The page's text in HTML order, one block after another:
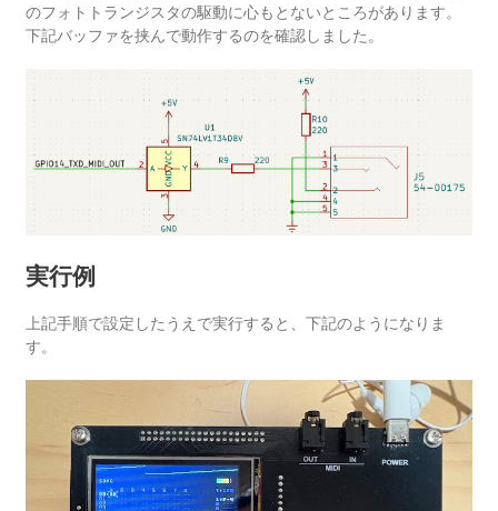
のフォトトランジスタの駆動に心もとないところがあります。
下記バッファを挟んで動作するのを確認しました。
実行例
上記手順で設定したうえで実行すると、下記のようになりま
す。